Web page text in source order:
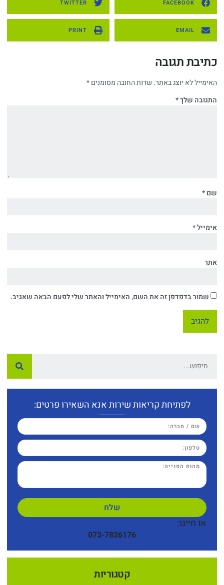
FACEBOOK
TWITTER
EMAIL
PRINT
כתיבת תגובה
האימייל לא יוצג באתר. שדות החובה מסומנים*
התגובה שלך*
שם*
אימייל*
אתר
שמור בדפדפן זה את השם, האימייל והאתר שלי לפעם הבאה שאגיב.
לפתיחת קריאות שירות אנא השאירו פרטים:
שלח
או חייגו:
073-7826176
קטגוריות